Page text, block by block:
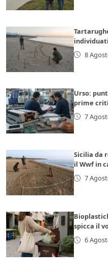
8
Urso:
prime
7
Sicilia da
il Wwf in
7
spicca il
6